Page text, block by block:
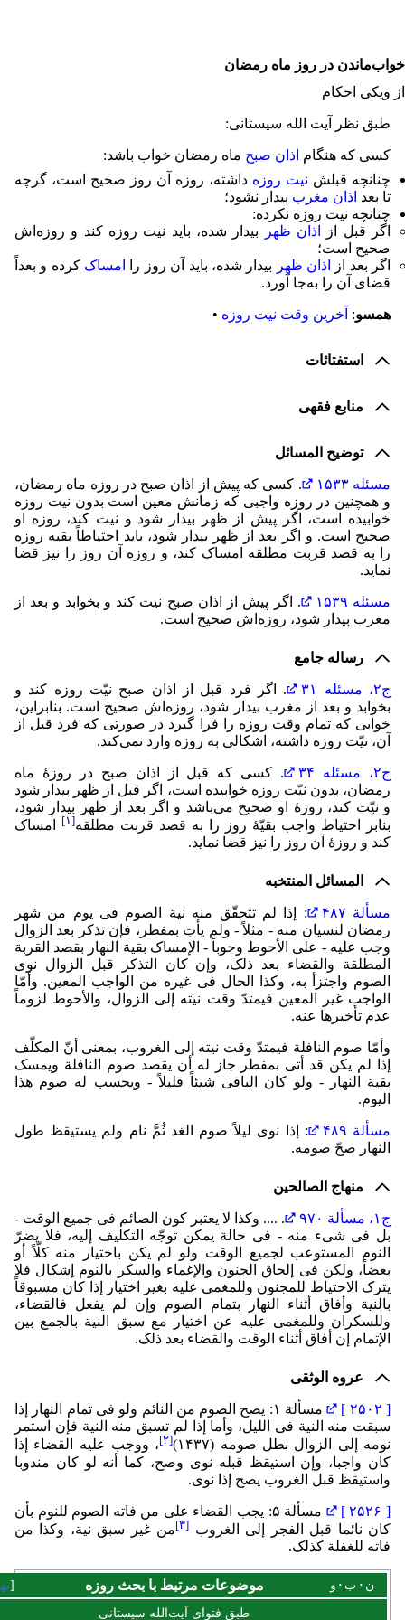
خواب‌ماندن در روز ماه رمضان
از ویکی احکام
طبق نظر آیت الله سیستانی:
کسی که هنگام اذان صبح ماه رمضان خواب باشد:
چنانچه قبلش نیت روزه داشته، روزه آن روز صحیح است، گرچه
تا بعد اذان مغرب بیدار نشود؛
چنانچه نیت روزه نکرده:
اگر قبل از
اذان ظهر
بیدار شده، باید نیت روزه کند و روزه‌اش
صحیح است؛
اگر بعد از
اذان ظهر بیدار شده، باید آن روز را امساک کرده و بعداً
قضای آن را به‌جا آورد.
همسو: آخرین وقت نیت روزه •
استفتائات
منابع فقهی
توضیح المسائل
مسئله ۱۵۳۳
. کسی که پیش از اذان صبح در روزه ماه رمضان،
و همچنین در روزه واجبی که زمانش معین است بدون نیت روزه
خوابیده است، اگر پیش از ظهر بیدار شود و نیت کند، روزه او
صحیح است. و اگر بعد از ظهر بیدار شود، باید احتیاطاً بقیه روزه
را به قصد قربت مطلقه امساک کند، و روزه آن روز را نیز قضا
نماید.
مسئله ۱۵۳۹
. اگر پیش از اذان صبح نیت کند و بخوابد و بعد از
مغرب بیدار شود، روزه‌اش صحیح است.
رساله جامع
ج۲، مسئله ۳۱
. اگر فرد قبل از اذان صبح نیّت روزه کند و
بخوابد و بعد از مغرب بیدار شود، روزه‌اش صحیح است. بنابراین،
خوابی که تمام وقت روزه را فرا گیرد در صورتی که فرد قبل از
آن، نیّت روزه داشته، اشکالی به روزه وارد نمی‌کند.
ج۲، مسئله ۳۴
. کسی که قبل از اذان صبح در روزۀ ماه
رمضان، بدون نیّت روزه خوابیده است، اگر قبل از ظهر بیدار شود
و نیّت کند، روزۀ او صحیح می‌باشد و اگر بعد از ظهر بیدار شود،
بنابر احتیاط واجب بقیّۀ روز را به قصد قربت مطلقه[۱]
امساک
کند و روزۀ آن روز را نیز قضا نماید.
المسائل المنتخبه
مسألة ۴۸۷
: إذا لم تتحقّق منه نیة الصوم فی یوم من شهر
رمضان لنسیان منه - مثلاً - ولم یأتِ بمفطر، فإن تذکر بعد الزوال
وجب علیه - علی الأحوط وجوباً - الإمساک بقیة النهار بقصد القربة
المطلقة والقضاء بعد ذلک، وإن کان التذکر قبل الزوال نوی
الصوم واجتزأ به، وکذا الحال فی غیره من الواجب المعین. وأمّا
الواجب غیر المعین فیمتدّ وقت نیته إلی الزوال، والأحوط لزوماً
عدم تأخیرها عنه.
وأمّا صوم النافلة فیمتدّ وقت نیته إلی الغروب، بمعنی أنّ المکلّف
إذا لم یکن قد أتی بمفطر جاز له أن یقصد صوم النافلة ویمسک
بقیة النهار - ولو کان الباقی شیئاً قلیلاً - ویحسب له صوم هذا
الیوم.
مسألة ۴۸۹
: إذا نوی لیلاً صوم الغد ثُمَّ نام ولم یستیقظ طول
النهار صحّ صومه.
منهاج الصالحین
ج۱، مسألة ۹۷۰
. .... وکذا لا یعتبر کون الصائم فی جمیع الوقت -
بل فی شیء منه - فی حالة یمکن توجّه التکلیف إلیه، فلا یضرّ
النوم المستوعب لجمیع الوقت ولو لم یکن باختیار منه کلّاً أو
بعضاً، ولکن فی إلحاق الجنون والإغماء والسکر بالنوم إشکال فلا
یترک الاحتیاط للمجنون وللمغمی علیه بغیر اختیار إذا کان مسبوقاً
بالنیة وأفاق أثناء النهار بتمام الصوم وإن لم ‏یفعل فالقضاء،
وللسکران وللمغمی علیه عن اختیار مع سبق النیة بالجمع بین
الإتمام إن أفاق أثناء الوقت والقضاء بعد ذلک.
عروه الوثقی
[ ۲۵۰۲ ]
مسألة ۱: یصح الصوم من النائم ولو فی تمام النهار إذا
سبقت منه النیة فی اللیل، وأما إذا لم تسبق منه النیة فإن استمر
نومه إلی الزوال بطل صومه (۱۴۳۷)
[۲] ، ووجب علیه القضاء إذا
کان واجبا، وإن استیقظ قبله نوی وصح، کما أنه لو کان مندوبا
واستیقظ قبل الغروب یصح إذا نوی.
[ ۲۵۲۶ ]
مسألة ۵: یجب القضاء علی من فاته الصوم للنوم بأن
کان نائما قبل الفجر إلی الغروب [۳]من غیر سبق نیة، وکذا من
فاته للغفلة کذلک.
ن ب و موضوعات مرتبط با بحث روزه
طبق فتوای آیت‌الله سیستانی